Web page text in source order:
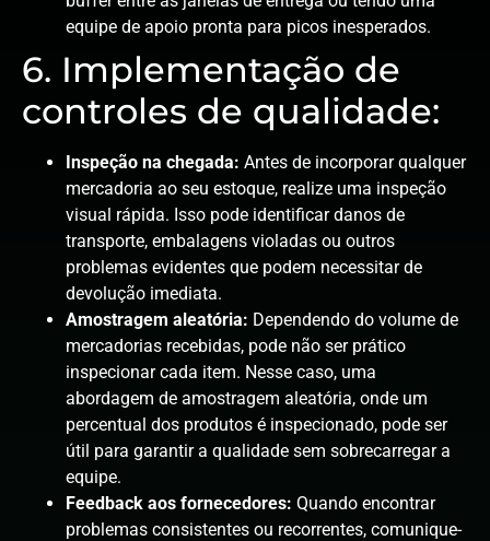
equipe de apoio pronta para picos inesperados.
6. Implementação de
controles de qualidade:
Inspeção na chegada: Antes de incorporar qualquer
mercadoria ao seu estoque, realize uma inspeção
visual rápida. Isso pode identificar danos de
transporte, embalagens violadas ou outros
problemas evidentes que podem necessitar de
devolução imediata.
Amostragem aleatória: Dependendo do volume de
mercadorias recebidas, pode não ser prático
inspecionar cada item. Nesse caso, uma
abordagem de amostragem aleatória, onde um
percentual dos produtos é inspecionado, pode ser
útil para garantir a qualidade sem sobrecarregar a
equipe.
Feedback aos fornecedores: Quando encontrar
problemas consistentes ou recorrentes, comunique-